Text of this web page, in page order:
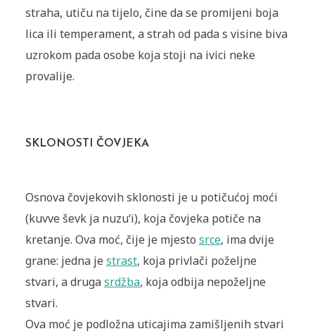
straha, utiču na tijelo, čine da se promijeni boja
lica ili temperament, a strah od pada s visine biva
uzrokom pada osobe koja stoji na ivici neke
provalije.
SKLONOSTI ČOVJEKA
Osnova čovjekovih sklonosti je u potičućoj moći
(kuvve ševk ja nuzu‘i), koja čovjeka potiče na
kretanje. Ova moć, čije je mjesto srce, ima dvije
grane: jedna je strast, koja privlači poželjne
stvari, a drugasrdžba, koja odbija nepoželjne
stvari.
Ova moć je podložna uticajima zamišljenih stvari